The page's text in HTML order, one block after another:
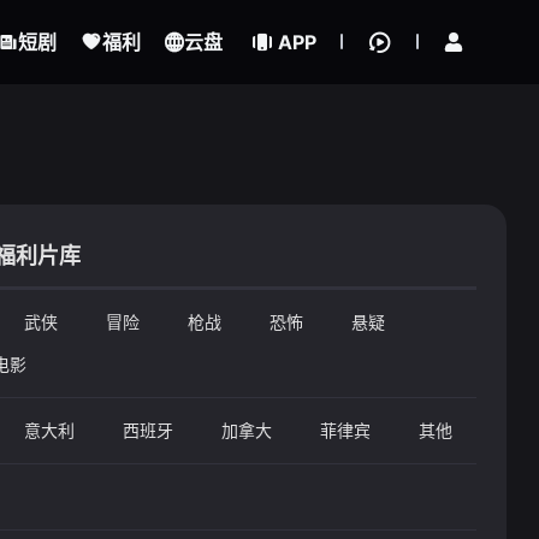
短剧 福利 云盘 APP
利片库
武侠 冒险 枪战 恐怖 悬疑
影
意大利 西班牙 加拿大 菲律宾 其他